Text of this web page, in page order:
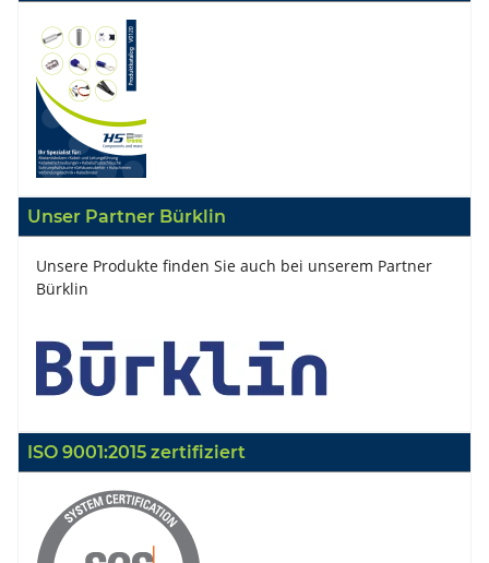
Unser Partner Bürklin
Unsere Produkte finden Sie auch bei unserem Partner
Bürklin
ISO 9001:2015 zertifiziert